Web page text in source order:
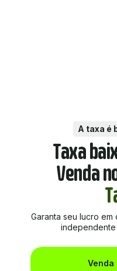
A taxa é
Taxa
Venda
Garanta seu lucro
independente
Venda